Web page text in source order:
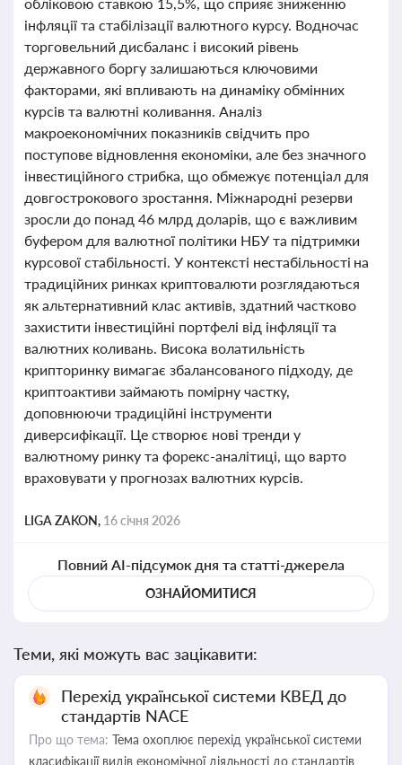
інфляції та стабілізації валютного курсу. Водночас
торговельний дисбаланс і високий рівень
державного боргу залишаються ключовими
факторами, які впливають на динаміку обмінних
курсів та валютні коливання. Аналіз
макроекономічних показників свідчить про
поступове відновлення економіки, але без значного
інвестиційного стрибка, що обмежує потенціал для
довгострокового зростання. Міжнародні резерви
зросли до понад 46 млрд доларів, що є важливим
буфером для валютної політики НБУ та підтримки
курсової стабільності. У контексті нестабільності на
традиційних ринках криптовалюти розглядаються
як альтернативний клас активів, здатний частково
захистити інвестиційні портфелі від інфляції та
валютних коливань. Висока волатильність
крипторинку вимагає збалансованого підходу, де
криптоактиви займають помірну частку,
доповнюючи традиційні інструменти
диверсифікації. Це створює нові тренди у
валютному ринку та форекс-аналітиці, що варто
враховувати у прогнозах валютних курсів.
LIGA ZAKON, 16 січня 2026
Повний AI-підсумок дня та статті-джерела
ОЗНАЙОМИТИСЯ
Теми, які можуть вас зацікавити:
Перехід української системи КВЕД до
стандартів NACE
Про що тема: Тема охоплює перехід української системи
класифікації видів економічної діяльності до стандартів